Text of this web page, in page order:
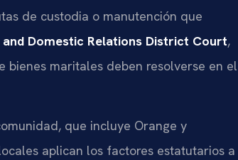
de custodia o manutención que
Domestic Relations District Court,
bienes maritales deben resolverse en el
que incluye Orange y
aplican los factores estatutarios a